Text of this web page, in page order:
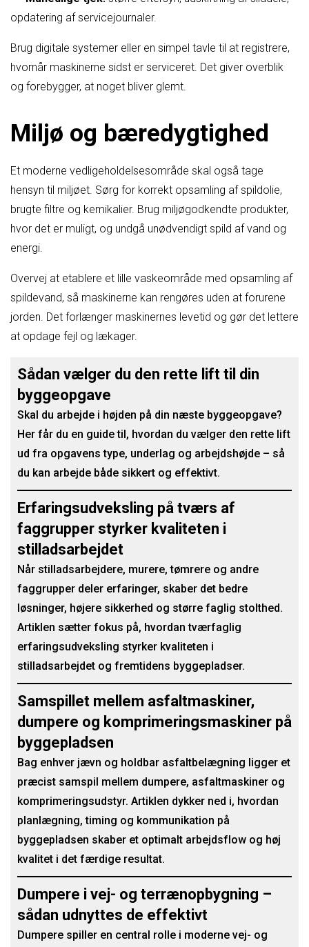
opdatering af servicejournaler.
Brug digitale systemer eller en simpel tavle til at registrere,
hvornår maskinerne sidst er serviceret. Det giver overblik
og forebygger, at noget bliver glemt.
Miljø og bæredygtighed
Et moderne vedligeholdelsesområde skal også tage
hensyn til miljøet. Sørg for korrekt opsamling af spildolie,
brugte filtre og kemikalier. Brug miljøgodkendte produkter,
hvor det er muligt, og undgå unødvendigt spild af vand og
energi.
Overvej at etablere et lille vaskeområde med opsamling af
spildevand, så maskinerne kan rengøres uden at forurene
jorden. Det forlænger maskinernes levetid og gør det lettere
at opdage fejl og lækager.
Sådan vælger du den rette lift til din
byggeopgave
Skal du arbejde i højden på din næste byggeopgave?
Her får du en guide til, hvordan du vælger den rette lift
ud fra opgavens type, underlag og arbejdshøjde – så
du kan arbejde både sikkert og effektivt.
Erfaringsudveksling på tværs af
faggrupper styrker kvaliteten i
stilladsarbejdet
Når stilladsarbejdere, murere, tømrere og andre
faggrupper deler erfaringer, skaber det bedre
løsninger, højere sikkerhed og større faglig stolthed.
Artiklen sætter fokus på, hvordan tværfaglig
erfaringsudveksling styrker kvaliteten i
stilladsarbejdet og fremtidens byggepladser.
Samspillet mellem asfaltmaskiner,
dumpere og komprimeringsmaskiner på
byggepladsen
Bag enhver jævn og holdbar asfaltbelægning ligger et
præcist samspil mellem dumpere, asfaltmaskiner og
komprimeringsudstyr. Artiklen dykker ned i, hvordan
planlægning, timing og kommunikation på
byggepladsen skaber et optimalt arbejdsflow og høj
kvalitet i det færdige resultat.
Dumpere i vej- og terrænopbygning –
sådan udnyttes de effektivt
Dumpere spiller en central rolle i moderne vej- og